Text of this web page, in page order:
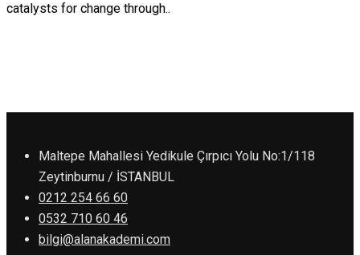
catalysts for change through..
Maltepe Mahallesi Yedikule Çırpıcı Yolu No:1/118
Zeytinburnu / İSTANBUL
0212 254 66 60
0532 710 60 46
bilgi@alanakademi.com